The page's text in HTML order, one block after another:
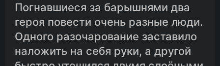
Погнавшиеся за барышнями два
героя повести очень разные люди.
Одного разочарование заставило
наложить на себя руки, а другой